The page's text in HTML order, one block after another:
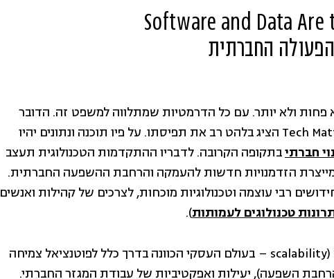
Software and Data
החברתית
ולא יותר. עם כל הדרמטיות שמתלווה למשפט זה. הדובר
הראשי, ג'ים פרוכטרמן, מייסד ומנכ"ל Tech Matters הציג בלהט רב את תפיסתו. על פיו תוכנה ונתונים יהיו
חברתיבתקופה הקרובה. לדבריו ההתקדמות הטכנולוגית תעצב
הזדמנויות חדשות להעמקה והרחבת ההשפעה החברתית.
רבי עוצמה וטכנולוגיות מוכחות, לצרכים של קהילות ואנשים
טכנולוגים לעמותות).
לטכנולוגיה יש יכולת לתרום לסקיילביליות (scalability – בעולם העסקי הכוונה בדרך כלל לפוטנציאל צמיחה
הרחבת השפעה), יעילות ואפקטיביות של עבודת המגזר החברתי.